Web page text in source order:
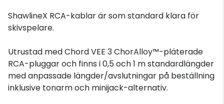
ShawlineX RCA-kablar är som standard klara för
skivspelare.
Utrustad med Chord VEE 3 ChorAlloy™-pläterade
RCA-pluggar och finns i 0,5 och 1 m standardlängder
med anpassade längder/avslutningar på beställning
inklusive tonarm och minijack-alternativ.